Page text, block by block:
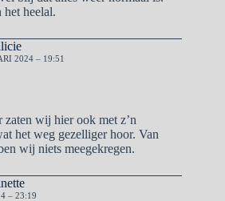
heelal.
2024 – 19:51
zaten wij hier ook met z’n
het weg gezelliger hoor. Van
wij niets meegekregen.
– 23:19